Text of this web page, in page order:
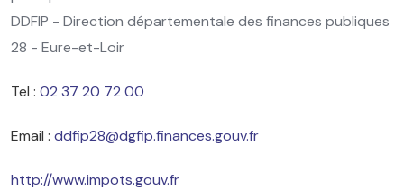
DDFIP - Direction départementale des finances publiques
28 - Eure-et-Loir
Tel : 02 37 20 72 00
Email : ddfip28@dgfip.finances.gouv.fr
http://www.impots.gouv.fr